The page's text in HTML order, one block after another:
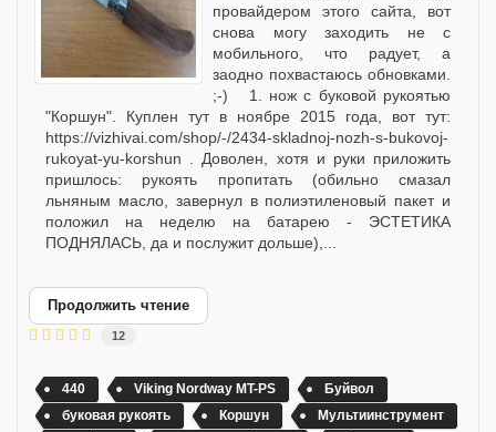
провайдером этого сайта, вот
снова могу заходить не с
мобильного, что радует, а
заодно похвастаюсь обновками.
;-) 1. нож с буковой рукоятью
"Коршун". Куплен тут в ноябре 2015 года, вот тут:
https://vizhivai.com/shop/-/2434-skladnoj-nozh-s-bukovoj-
rukoyat-yu-korshun . Доволен, хотя и руки приложить
пришлось: рукоять пропитать (обильно смазал
льняным масло, завернул в полиэтиленовый пакет и
положил на неделю на батарею - ЭСТЕТИКА
ПОДНЯЛАСЬ, да и послужит дольше),...
Продолжить чтение
12
440 Viking Nordway MT-PS
Буйвол
буковая рукоять
Коршун
Мультиинструмент